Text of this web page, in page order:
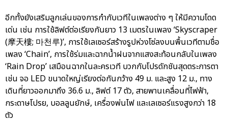
อีกทั้งยังเสริมลูกเล่นของการกำกับเวทีในเพลงต่าง ๆ ให้มีความโดด
เด่น เช่น การใช้ลิฟต์ต่อเรียงกันยาว 13 เมตรในเพลง ‘Skyscraper
(摩天樓; 마천루)’, การใช้เลเซอร์สร้างรูปห่วงโซ่ลงบนพื้นเวทีตามชื่อ
เพลง ‘Chain’, การใช้ร่มและฉากน้ำฝนจากแสงสะท้อนกลับในเพลง
‘Rain Drop’ เสมือนฉากในละครเวที บวกกับโปรดักชันสุดตระการตา
เช่น จอ LED ขนาดใหญ่เรียงต่อกันกว้าง 49 ม. และสูง 12 ม., ทาง
เดินที่ยาวออกมาถึง 36.6 ม., ลิฟต์ 17 ตัว, สายพานเคลื่อนที่ไฟฟ้า,
กระดาษโปรย, บอลลูนยักษ์, เครื่องพ่นไฟ และเลเซอร์แรงสูงกว่า 18
ตัว